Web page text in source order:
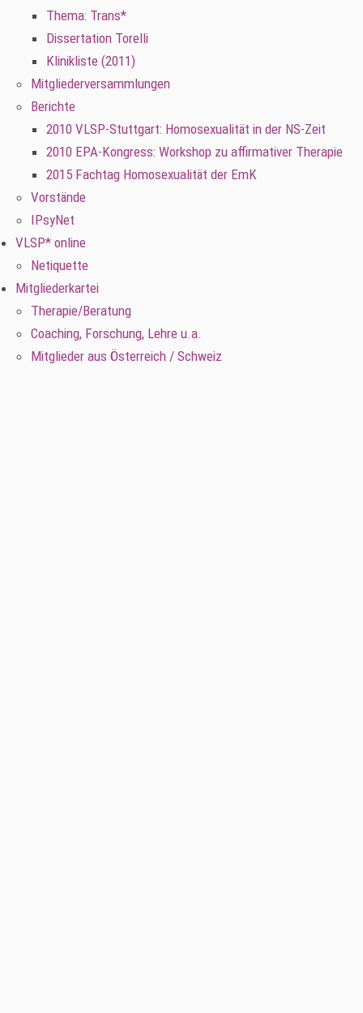
Thema: Trans*
Dissertation Torelli
Klinikliste (2011)
Mitgliederversammlungen
Berichte
2010 VLSP-Stuttgart: Homosexualität in der NS-Zeit
2010 EPA-Kongress: Workshop zu affirmativer Therapie
2015 Fachtag Homosexualität der EmK
Vorstände
IPsyNet
VLSP* online
Netiquette
Mitgliederkartei
Therapie/Beratung
Coaching, Forschung, Lehre u.a.
Mitglieder aus Österreich / Schweiz